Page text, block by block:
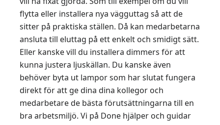
flytta eller installera nya vägguttag så att de
sitter på praktiska ställen. Då kan medarbetarna
ansluta till eluttag på ett enkelt och smidigt sätt.
Eller kanske vill du installera dimmers för att
kunna justera ljuskällan. Du kanske även
behöver byta ut lampor som har slutat fungera
direkt för att ge dina dina kollegor och
medarbetare de bästa förutsättningarna till en
bra arbetsmiljö. Vi på Done hjälper och guidar